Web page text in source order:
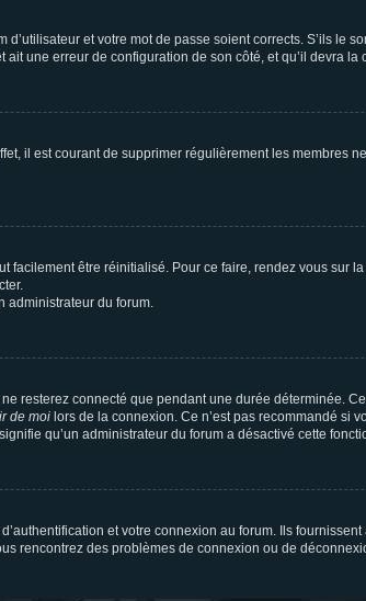
et votre mot de passe soient corrects. S’ils le
une erreur de configuration de son côté, et qu’il devra la
il est courant de supprimer régulièrement les membres
facilement être réinitialisé. Pour ce faire, rendez vous sur
administrateur du forum.
resterez connecté que pendant une durée déterminée.
de moi lors de la connexion. Ce n’est pas recommandé si
qu’un administrateur du forum a désactivé cette
et votre connexion au forum. Ils
rencontrez des problèmes de connexion ou de